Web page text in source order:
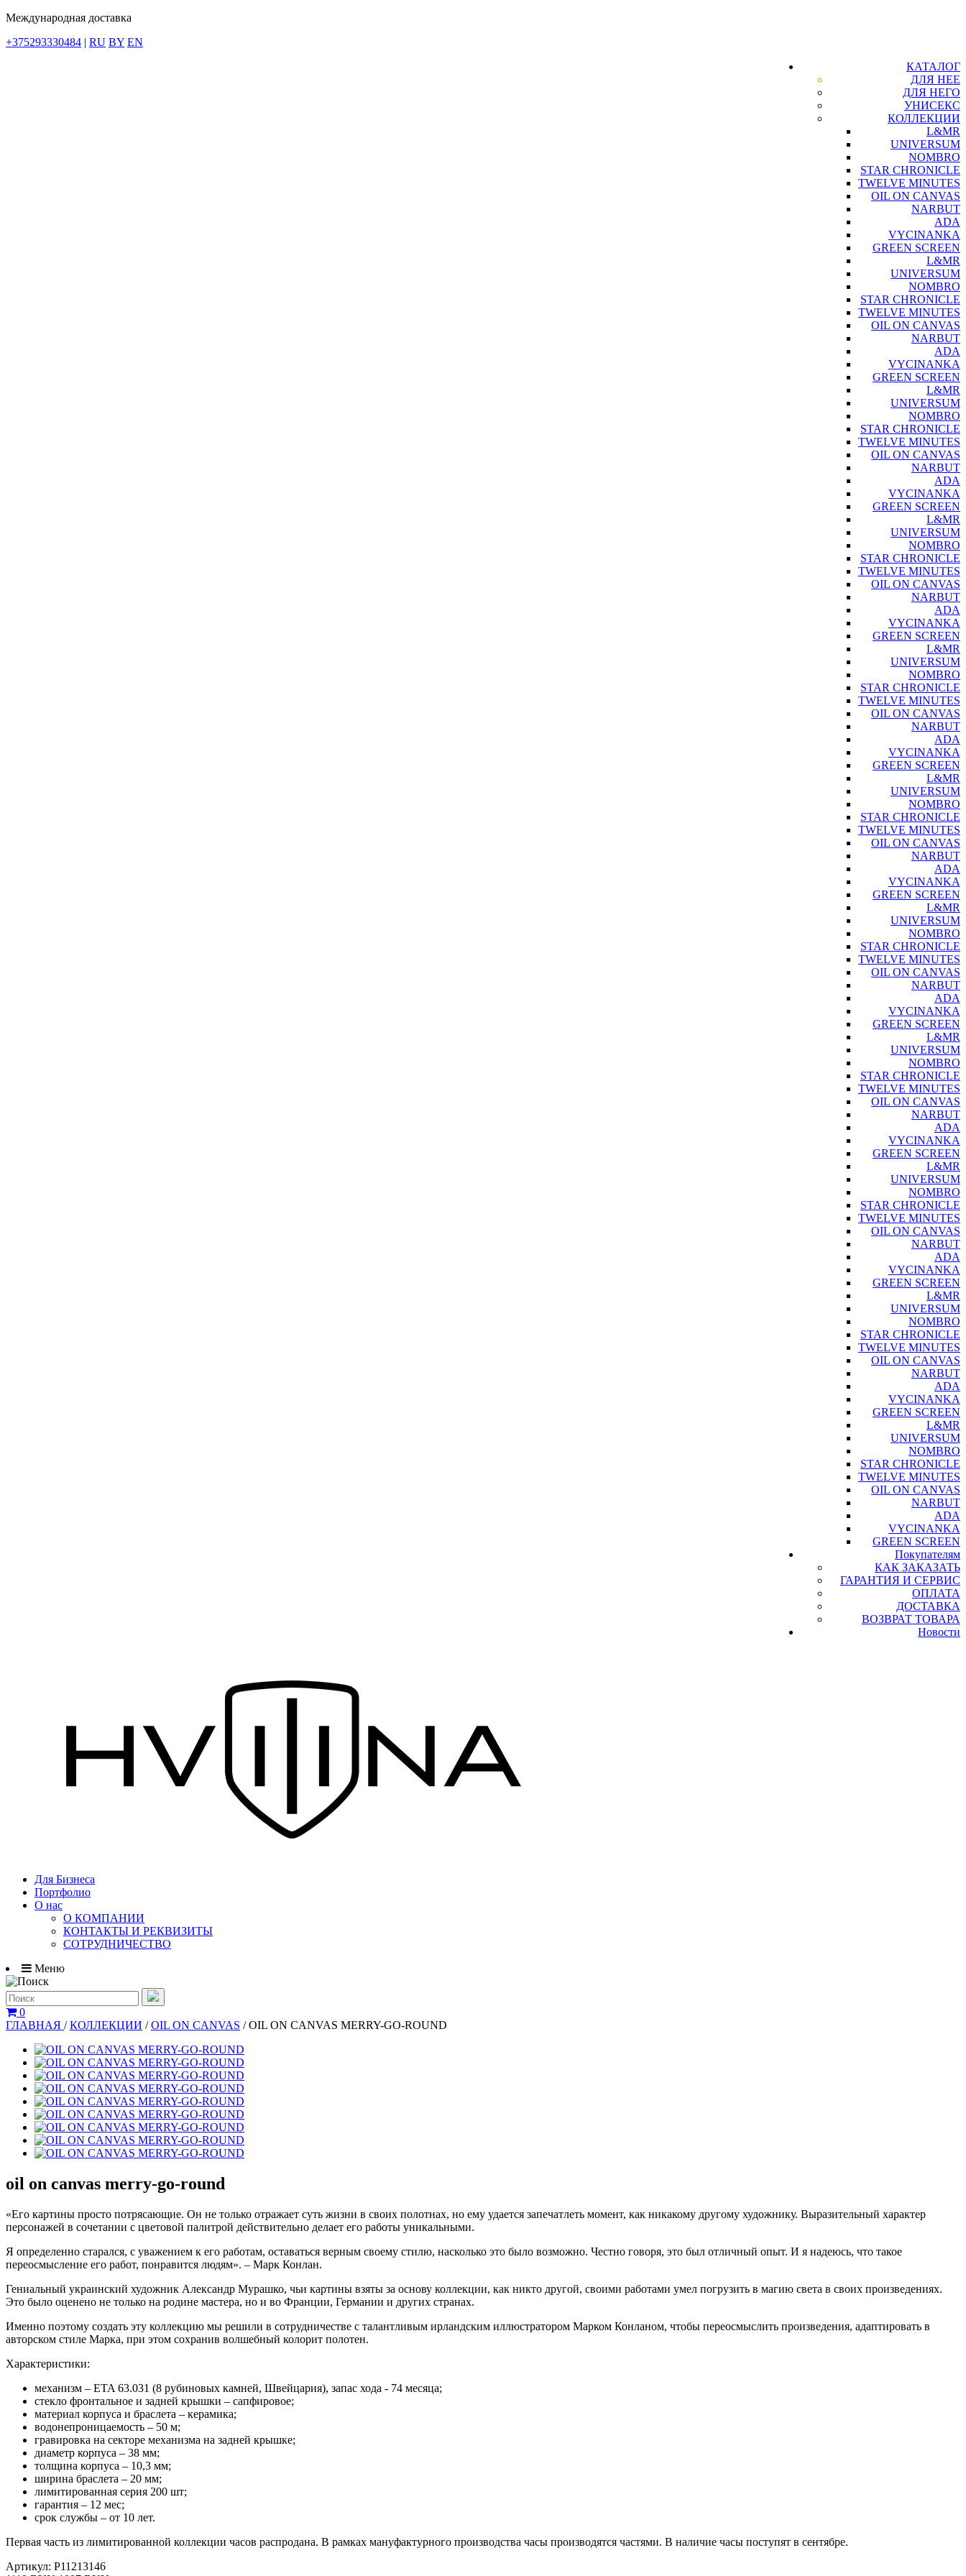
Международная доставка
+375293330484 | RU BY EN
КАТАЛОГ
ДЛЯ НЕЕ
ДЛЯ НЕГО
УНИСЕКС
КОЛЛЕКЦИИ
L&MR
UNIVERSUM
NOMBRO
STAR CHRONICLE
TWELVE MINUTES
OIL ON CANVAS
NARBUT
ADA
VYCINANKA
GREEN SCREEN
L&MR
UNIVERSUM
NOMBRO
STAR CHRONICLE
TWELVE MINUTES
OIL ON CANVAS
NARBUT
ADA
VYCINANKA
GREEN SCREEN
L&MR
UNIVERSUM
NOMBRO
STAR CHRONICLE
TWELVE MINUTES
OIL ON CANVAS
NARBUT
ADA
VYCINANKA
GREEN SCREEN
L&MR
UNIVERSUM
NOMBRO
STAR CHRONICLE
TWELVE MINUTES
OIL ON CANVAS
NARBUT
ADA
VYCINANKA
GREEN SCREEN
L&MR
UNIVERSUM
NOMBRO
STAR CHRONICLE
TWELVE MINUTES
OIL ON CANVAS
NARBUT
ADA
VYCINANKA
GREEN SCREEN
L&MR
UNIVERSUM
NOMBRO
STAR CHRONICLE
TWELVE MINUTES
OIL ON CANVAS
NARBUT
ADA
VYCINANKA
GREEN SCREEN
L&MR
UNIVERSUM
NOMBRO
STAR CHRONICLE
TWELVE MINUTES
OIL ON CANVAS
NARBUT
ADA
VYCINANKA
GREEN SCREEN
L&MR
UNIVERSUM
NOMBRO
STAR CHRONICLE
TWELVE MINUTES
OIL ON CANVAS
NARBUT
ADA
VYCINANKA
GREEN SCREEN
L&MR
UNIVERSUM
NOMBRO
STAR CHRONICLE
TWELVE MINUTES
OIL ON CANVAS
NARBUT
ADA
VYCINANKA
GREEN SCREEN
L&MR
UNIVERSUM
NOMBRO
STAR CHRONICLE
TWELVE MINUTES
OIL ON CANVAS
NARBUT
ADA
VYCINANKA
GREEN SCREEN
L&MR
UNIVERSUM
NOMBRO
STAR CHRONICLE
TWELVE MINUTES
OIL ON CANVAS
NARBUT
ADA
VYCINANKA
GREEN SCREEN
Покупателям
КАК ЗАКАЗАТЬ
ГАРАНТИЯ И СЕРВИС
ОПЛАТА
ДОСТАВКА
ВОЗВРАТ ТОВАРА
Новости
Для Бизнеса
Портфолио
О нас
О КОМПАНИИ
КОНТАКТЫ И РЕКВИЗИТЫ
СОТРУДНИЧЕСТВО
Меню
0
ГЛАВНАЯ /КОЛЛЕКЦИИ /OIL ON CANVAS /OIL ON CANVAS MERRY-GO-ROUND
oil on canvas merry-go-round
«Его картины просто потрясающие. Он не только отражает суть жизни в своих полотнах, но ему удается запечатлеть момент, как никакому другому художнику. Выразительный характер
персонажей в сочетании с цветовой палитрой действительно делает его работы уникальными.
Я определенно старался, c уважением к его работам, оставаться верным своему стилю, насколько это было возможно. Честно говоря, это был отличный опыт. И я надеюсь, что такое
переосмысление его работ, понравится людям». – Марк Конлан.
Гениальный украинский художник Александр Мурашко, чьи картины взяты за основу коллекции, как никто другой, своими работами умел погрузить в магию света в своих произведениях.
Это было оценено не только на родине мастера, но и во Франции, Германии и других странах.
Именно поэтому создать эту коллекцию мы решили в сотрудничестве с талантливым ирландским иллюстратором Марком Конланом, чтобы переосмыслить произведения, адаптировать в
авторском стиле Марка, при этом сохранив волшебный колорит полотен.
Характеристики:
механизм – ETA 63.031 (8 рубиновых камней, Швейцария), запас хода - 74 месяца;
стекло фронтальное и задней крышки – сапфировое;
материал корпуса и браслета – керамика;
водонепроницаемость – 50 м;
гравировка на секторе механизма на задней крышке;
диаметр корпуса – 38 мм;
толщина корпуса – 10,3 мм;
ширина браслета – 20 мм;
лимитированная серия 200 шт;
гарантия – 12 мес;
срок службы – от 10 лет.
Первая часть из лимитированной коллекции часов распродана. В рамках мануфактурного производства часы производятся частями. В наличие часы поступят в сентябре.
Артикул: P11213146